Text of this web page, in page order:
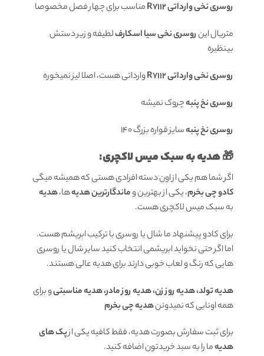
روسری نخی وارداتی R7112
مناسب برای چهار فصل مخصوصا
متریال اینروسری نخی سیا اسکارفلطیفه و زیر دستش
بینظیره
روسری نخی وارداتی R7112
وارداتی هست، اصلا لیز نمیخوره
روسری نخ پنبهچروک نمیشه
روسری نخ پنبهسایز قواره بزرگ 140
🎁 هدیه به سبک میس لاکچری:
اگر شما هم یکی از اون دسته افرادی هستی که همیشه میگی
کادو چی بخرم، یکی از بهترین وماندگارترین هدیهها،هدیه
به سبک میس لاکچری هست.
برای کادو پیشنهاد ما شال یا روسری با ترکیب ابریشم هست.
اما اگر حتی نخواید ابریشمی انتخاب کنید سایر شال یا روسری
هایی که رنگ و لعاب خوبی دارند برای هدیه عالی هستند.
هدیه تولد، هدیه روز زن، هدیه روز مادر، هدیه مناسبتیو برای
همه اونایی که نمیدوننهدیه چی بخرم
برای ثبت سفارش بصورت هدیه، فقط کافیه یکی ازپک های
هدیهما را به سبد خریدتون اضافه کنید.